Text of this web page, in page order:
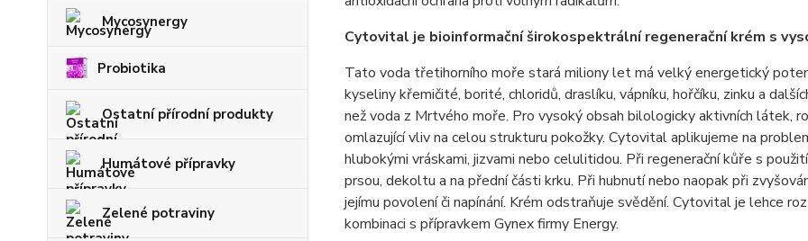
Mycosynergy
Probiotika
Ostatní přírodní produkty
Humátové přípravky
Zelené potraviny
Cytovital je bioinformační širokospektrální regenerační krém s
Tato voda třetihorního moře stará miliony let má velký energetický
kyseliny křemičité, borité, chloridů, draslíku, vápníku, hořčíku, zinku a
než voda z Mrtvého moře. Pro vysoký obsah bilologicky aktivních látek,
omlazující vliv na celou strukturu pokožky. Cytovital aplikujeme na
hlubokými vráskami, jizvami nebo celulitidou. Při regenerační kůře s
prsou, dekoltu a na přední části krku. Při hubnutí nebo naopak při
jejímu povolení či napínání. Krém odstraňuje svědění. Cytovital je lehce
kombinaci s přípravkem Gynex firmy Energy.